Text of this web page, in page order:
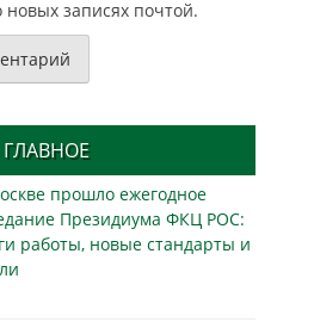
записях почтой.
ГЛАВНОЕ
прошло ежегодное
Президиума ФКЦ РОС:
работы, новые стандарты и